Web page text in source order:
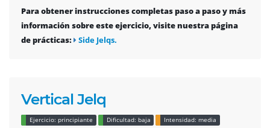
Para obtener instrucciones completas paso a paso y más
información sobre este ejercicio, visite nuestra página
de prácticas:
Side Jelqs.
Vertical Jelq
Ejercicio: principiante Dificultad: baja Intensidad: media